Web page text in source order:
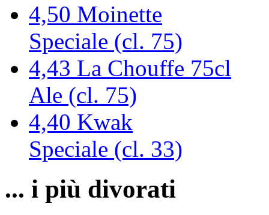
4,50 Moinette
Speciale (cl. 75)
4,43 La Chouffe 75cl
Ale (cl. 75)
4,40 Kwak
Speciale (cl. 33)
... i più divorati